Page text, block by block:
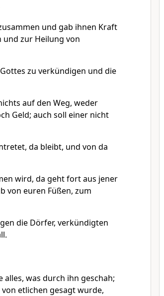
und gab ihnen Kraft
und zur Heilung von
zu verkündigen und die
auf den Weg, weder
Geld; auch soll einer nicht
da bleibt, und von da
wird, da geht fort aus jener
von euren Füßen, zum
die Dörfer, verkündigten
was durch ihn geschah;
etlichen gesagt wurde,